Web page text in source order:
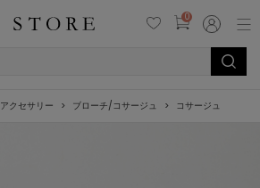
0
アクセサリー ブローチ/コサージュ コサージュ